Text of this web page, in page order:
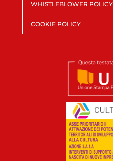
WHISTLEBLOWER POLICY
COOKIE POLICY